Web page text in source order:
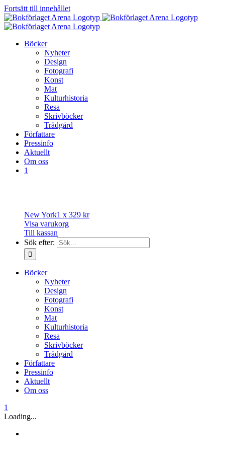
Fortsätt till innehållet
Böcker
Nyheter
Design
Fotografi
Konst
Mat
Kulturhistoria
Resa
Skrivböcker
Trädgård
Författare
Pressinfo
Aktuellt
Om oss
1
New York1 x 329 kr
Visa varukorg
Till kassan
Sök efter:
Böcker
Nyheter
Design
Fotografi
Konst
Mat
Kulturhistoria
Resa
Skrivböcker
Trädgård
Författare
Pressinfo
Aktuellt
Om oss
1
Loading...